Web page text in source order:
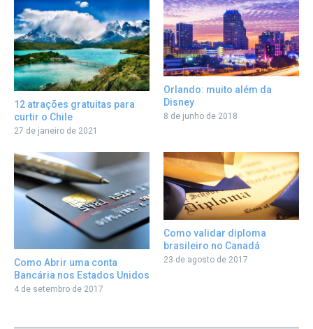
12 atrações gratuitas para
curtir o Chile
27 de janeiro de 2021
Orlando: muito além da
Disney
8 de junho de 2018
Como Abrir uma conta
Bancária nos Estados Unidos
4 de setembro de 2017
Como validar diploma
brasileiro no Canadá
23 de agosto de 2017